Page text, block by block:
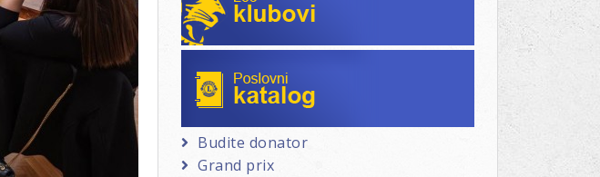
Budite donator
Grand prix